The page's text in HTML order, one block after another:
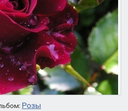
Розы